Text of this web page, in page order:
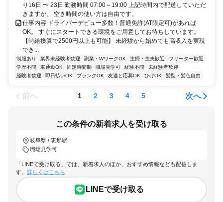
り16日 〜 23日 勤務時間 07:00～19:00 上記時間内で配送していただ
きますが、 空き時間の使い方は自由です。
仕事内容 ドライバーデビュー多数！普通免許(AT限定可)があれば
OK。 すぐにスタートできる環境をご用意してお待ちしています。
【時給換算で2500円以上も可能】 未経験から始めても高収入を実現
でき...
制服あり 業界未経験者歓迎 副業・WワークOK 主婦・主夫歓迎
フリーター歓迎
学歴不問
車通勤OK 固定時間制 職場見学可 経験不問
未経験者歓迎
経験者歓迎
即日払いOK ブランクOK 友達と応募OK ひげOK 髪型・髪色自由
前へ 1 2 3 4 5 次へ
この条件の新着求人を受け取る
岐阜県 / 恵那駅
職場見学可
「LINEで受け取る」では、新着求人のほか、おすすめ情報なども配信しま
す。 詳しくはこちら
LINEで受け取る